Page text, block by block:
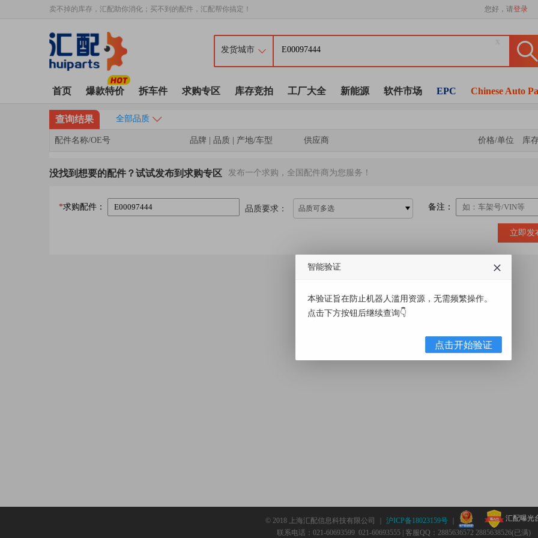
卖不掉的库存，汇配助你消化；买不到的配件，汇配帮你搞定！ 您好，请登录
首页 爆款特价 拆车件 求购专区 库存竞拍 工厂大全 新能源 软件市场 EPC Chinese Auto
查询结果 全部品质
配件名称/OE号 品牌 | 品质 | 产地/车型 供应商 价格/单位 库
没找到想要的配件？试试发布到求购专区 发布一个求购，全国配件商为您服务！
*求购配件： 品质要求： 品质可多选 备注：
立即发
© 2018 上海汇配信息科技有限公司 ｜ 沪ICP备18023159号
汇配曝光
联系电话：021-60693599 021-60693555 | 客服QQ：2885636572 2885638526(已满)
智能验证
本验证旨在防止机器人滥用资源，无需频繁操作。
点击下方按钮后继续查询👇
点击开始验证